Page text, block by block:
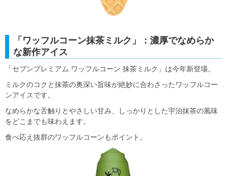
「ワッフルコーン抹茶ミルク」：濃厚でなめらか
な新作アイス
「セブンプレミアム ワッフルコーン 抹茶ミルク」は今年新登場。
ミルクのコクと抹茶の奥深い旨味が絶妙に合わさったワッフルコー
ンアイスです。
なめらかな舌触りとやさしい甘み、しっかりとした宇治抹茶の風味
をどこまでも味わえます。
食べ応え抜群のワッフルコーンもポイント。